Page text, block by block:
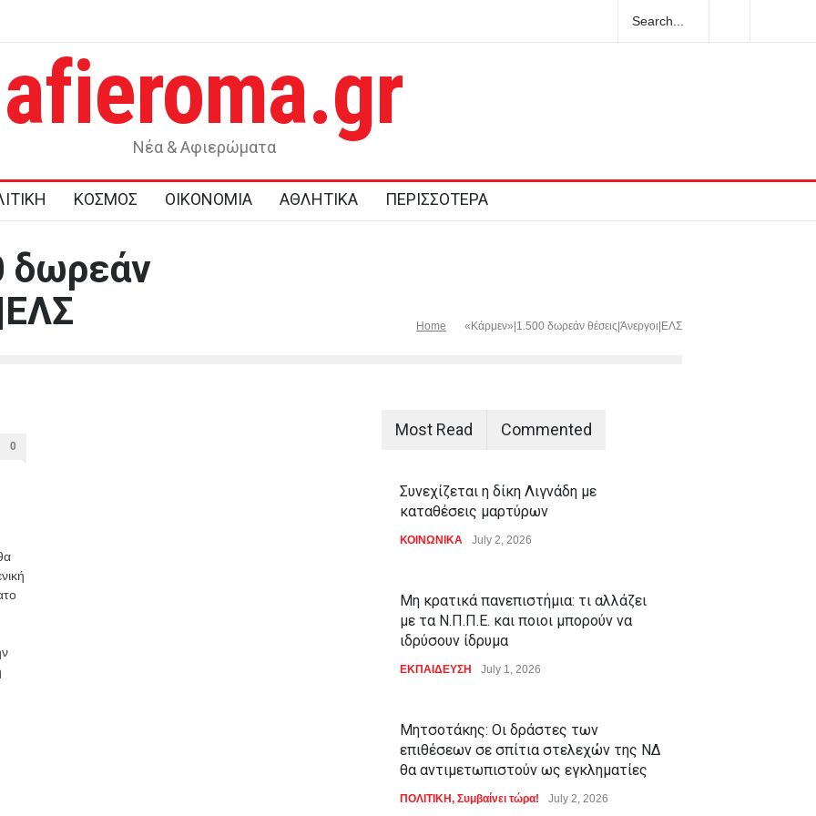
Σοκ στην Κρήτη: Τουρίστας ζήτησε τιμή για να αγοράσει
ανήλικο κορίτσι
afieroma.gr
Νέα & Αφιερώματα
ΚΟΣΜΟΣ ΟΙΚΟΝΟΜΙΑ ΑΘΛΗΤΙΚΑ ΠΕΡΙΣΣΟΤΕΡΑ
δωρεάν
Home «Κάρμεν»|1.500 δωρεάν θέσεις|Άνεργοι|ΕΛΣ
0
Most Read Commented
Συνεχίζεται η δίκη Λιγνάδη με
καταθέσεις μαρτύρων
ΚΟΙΝΩΝΙΚΑ July 2, 2026
Μη κρατικά πανεπιστήμια: τι αλλάζει
με τα Ν.Π.Π.Ε. και ποιοι μπορούν να
ιδρύσουν ίδρυμα
ΕΚΠΑΙΔΕΥΣΗ July 1, 2026
Μητσοτάκης: Οι δράστες των
επιθέσεων σε σπίτια στελεχών της ΝΔ
θα αντιμετωπιστούν ως εγκληματίες
ΠΟΛΙΤΙΚΗ, Συμβαίνει τώρα! July 2, 2026